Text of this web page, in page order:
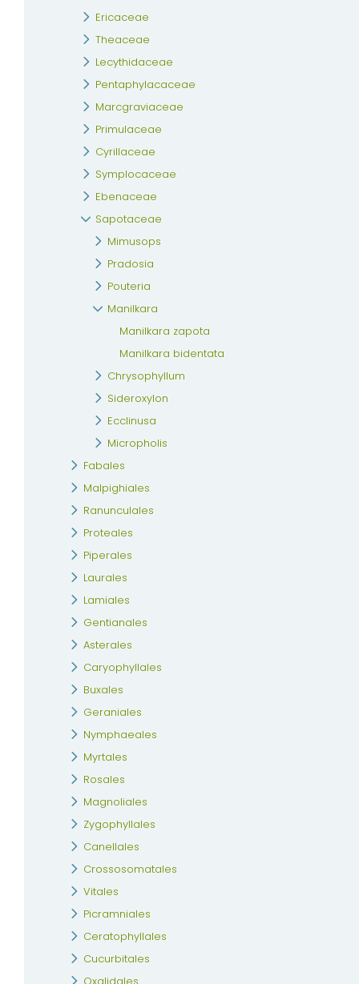
Ericaceae
Theaceae
Lecythidaceae
Pentaphylacaceae
Marcgraviaceae
Primulaceae
Cyrillaceae
Symplocaceae
Ebenaceae
Sapotaceae
Mimusops
Pradosia
Pouteria
Manilkara
Manilkara zapota
Manilkara bidentata
Chrysophyllum
Sideroxylon
Ecclinusa
Micropholis
Fabales
Malpighiales
Ranunculales
Proteales
Piperales
Laurales
Lamiales
Gentianales
Asterales
Caryophyllales
Buxales
Geraniales
Nymphaeales
Myrtales
Rosales
Magnoliales
Zygophyllales
Canellales
Crossosomatales
Vitales
Picramniales
Ceratophyllales
Cucurbitales